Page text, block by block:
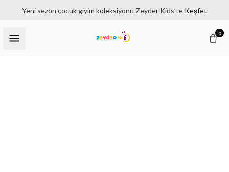
Yeni sezon çocuk giyim koleksiyonu Zeyder Kids’te Keşfet
0